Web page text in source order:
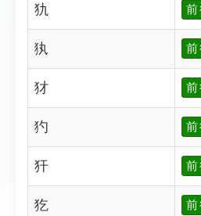
犰 前
犱 前
犲 前
犳 前
犴 前
犵 前